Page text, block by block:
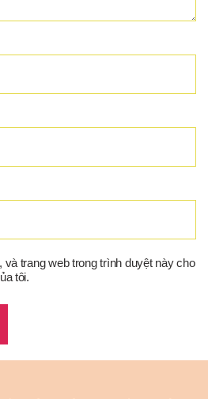
và trang web trong trình duyệt này cho
tôi.